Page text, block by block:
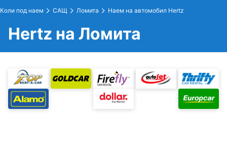
Коли под наем САЩ Ломита Наем на автомобил Hertz
Hertz на Ломита